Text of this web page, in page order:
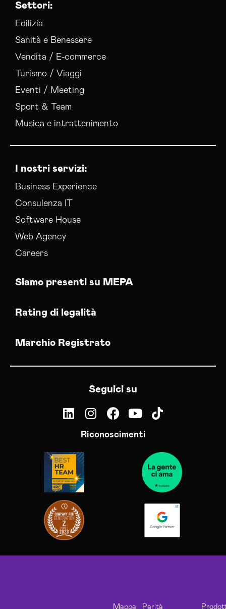
Settori:
Edilizia
Sanità e Benessere
Vendita / E-commerce
Turismo / Viaggi
Eventi / Meeting
Sport & Team
Musica e intrattenimento
I nostri servizi:
Business Experience
Consulenza IT
Software House
Web Agency
Careers
Siamo presenti su MEPA
Rating di legalità
Marchio Registrato
Seguici su
Riconoscimenti
Mappa Parità